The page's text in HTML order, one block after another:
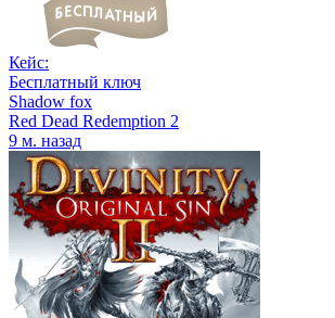
Кейс:
Бесплатный ключ
Shadow fox
Red Dead Redemption 2
9 м. назад